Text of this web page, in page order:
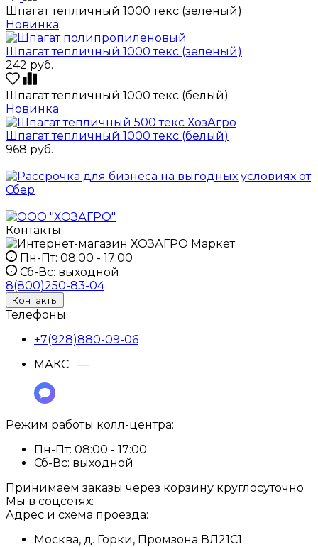
Шпагат тепличный 1000 текс (зеленый)
Новинка
Шпагат тепличный 1000 текс (зеленый)
242 руб.
Шпагат тепличный 1000 текс (белый)
Новинка
Шпагат тепличный 1000 текс (белый)
968 руб.
Контакты:
Пн-Пт: 08:00 - 17:00
Сб-Вс: выходной
8(800)250-83-04
Контакты
Телефоны:
+7(928)880-09-06
МАКС —
Режим работы колл-центра:
Пн-Пт: 08:00 - 17:00
Сб-Вс: выходной
Принимаем заказы через корзину круглосуточно
Мы в соцсетях:
Адрес и схема проезда:
Москва, д. Горки, Промзона ВЛ21С1